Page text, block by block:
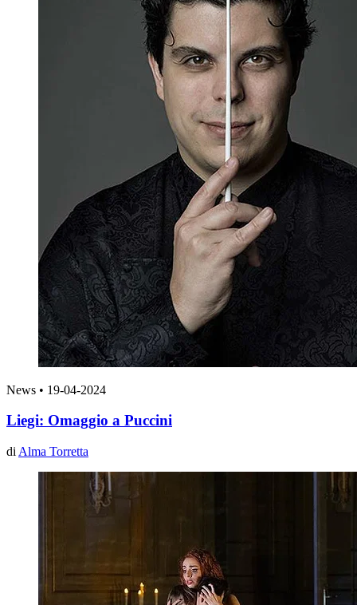
News • 19-04-2024
Liegi: Omaggio a Puccini
di Alma Torretta